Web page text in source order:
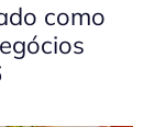
como